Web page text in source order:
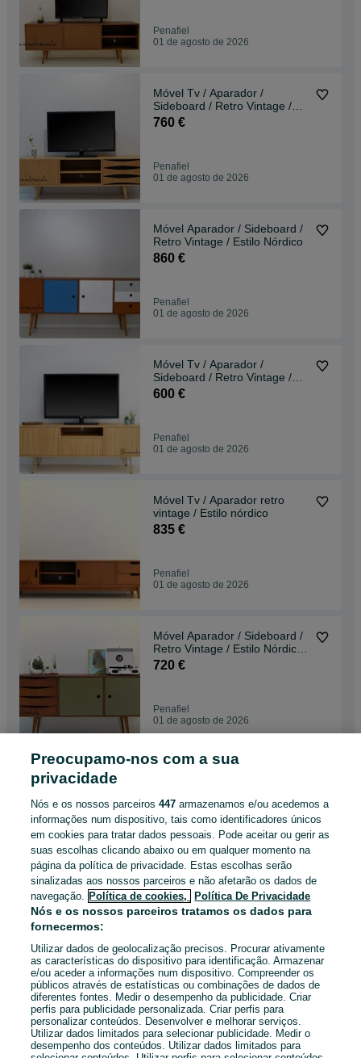
Penafiel
01 de agosto de 2026
Móvel Tv / Aparador /
Sideboard / Retro Vintage /
Estilo Nórdico
760 €
Penafiel
01 de agosto de 2026
Móvel Aparador / Sideboard /
Retro Vintage / Estilo Nórdico
860 €
Penafiel
01 de agosto de 2026
Móvel Tv / Aparador /
Sideboard / Retro Vintage /
Estilo Nórdico
600 €
Penafiel
01 de agosto de 2026
Móvel Tv / Aparador retro
vintage / Estilo nórdico
835 €
Penafiel
01 de agosto de 2026
Móvel Aparador / Sideboard /
Retro Vintage / Estilo Nórdico
c/gavetas
720 €
Penafiel
01 de agosto de 2026
Estilo Nórdico
850 €
Penafiel
01 de agosto de 2026
Suporte Discos Vinil / Porta
Revistas / Carvalho Maciço
Penafiel
30 de julho de 2026
Preocupamo-nos com a sua
privacidade
Nós e os nossos parceiros447 armazenamos e/ou acedemos a
informações num dispositivo, tais como identificadores únicos
em cookies para tratar dados pessoais. Pode aceitar ou gerir as
suas escolhas clicando abaixo ou em qualquer momento na
página da política de privacidade. Estas escolhas serão
sinalizadas aos nossos parceiros e não afetarão os dados de
navegação. Política de cookies, Política De Privacidade
Nós e os nossos parceiros tratamos os dados para
fornecermos:
Utilizar dados de geolocalização precisos. Procurar ativamente
as características do dispositivo para identificação. Armazenar
e/ou aceder a informações num dispositivo. Compreender os
públicos através de estatísticas ou combinações de dados de
diferentes fontes. Medir o desempenho da publicidade. Criar
perfis para publicidade personalizada. Criar perfis para
personalizar conteúdos. Desenvolver e melhorar serviços.
Utilizar dados limitados para selecionar publicidade. Medir o
desempenho dos conteúdos. Utilizar dados limitados para